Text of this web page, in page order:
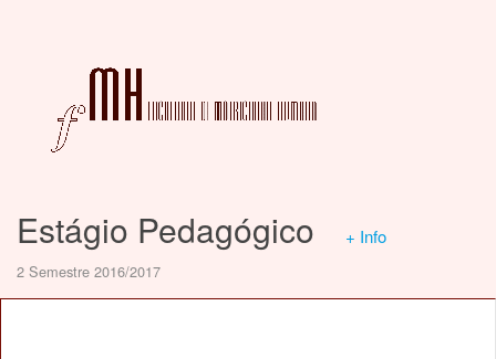
Estágio Pedagógico + Info
2 Semestre 2016/2017